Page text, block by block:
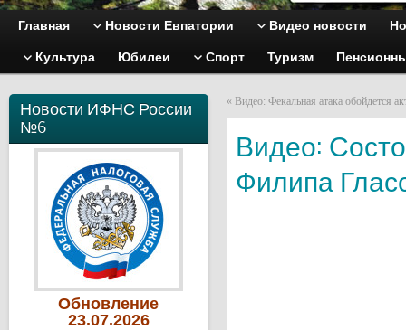
Главная Новости Евпатории Видео новости
Культура Юбилеи Спорт Туризм
Новости ИФНС России
№6
Обновление
23.07.2026
« Видео: Фекальная атака обойдется
Видео:
Филипа